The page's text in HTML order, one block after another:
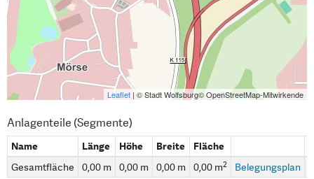
Leaflet | © Stadt Wolfsburg© OpenStreetMap-Mitwirkende
Anlagenteile (Segmente)
Name Länge Höhe Breite
Fläche
Gesamtfläche
0,00 m 0,00 m 0,00 m 0,00 m2 Belegungsplan